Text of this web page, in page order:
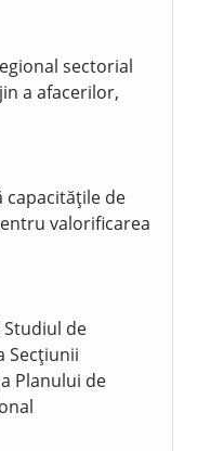
sectorial
a afacerilor,
capacitățile de
valorificarea
de
Secțiunii
Planului de